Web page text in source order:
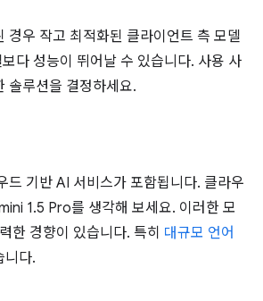
경우 작고 최적화된 클라이언트 측 모델
다 성능이 뛰어날 수 있습니다. 사용 사
솔루션을 결정하세요.
드 기반 AI 서비스가 포함됩니다. 클라우
1.5 Pro를 생각해 보세요. 이러한 모
한 경향이 있습니다. 특히 대규모 언어
니다.